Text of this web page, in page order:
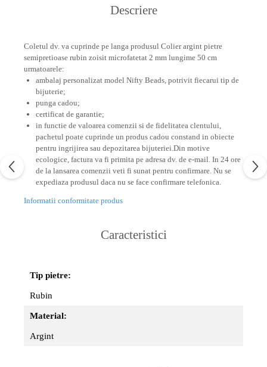
Descriere
Coletul dv. va cuprinde pe langa produsul Colier argint pietre
semipretioase rubin zoisit microfatetat 2 mm lungime 50 cm
urmatoarele:
ambalaj personalizat model Nifty Beads, potrivit fiecarui tip de
bijuterie;
punga cadou;
certificat de garantie;
in functie de valoarea comenzii si de fidelitatea clentului,
pachetul poate cuprinde un produs cadou constand in obiecte
pentru ingrijirea sau depozitarea bijuteriei.Din motive
ecologice, factura va fi primita pe adresa dv. de e-mail. In 24 ore
de la lansarea comenzii veti fi sunat pentru confirmare. Nu se
expediaza produsul daca nu se face confirmare telefonica.
Informatii conformitate produs
Caracteristici
Tip pietre:
Rubin
Material:
Argint